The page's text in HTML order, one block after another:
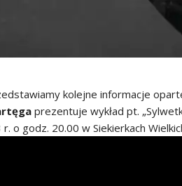
kolejne informacje
prezentuje wykład pt.
o godz. 20.00 w Siekierkach